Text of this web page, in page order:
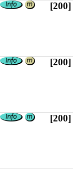
[200]
[200]
[200]